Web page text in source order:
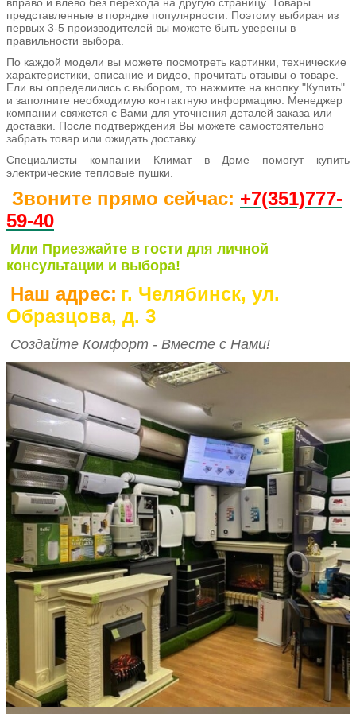
представленные в порядке популярности. Поэтому выбирая из
первых 3-5 производителей вы можете быть уверены в
правильности выбора.
По каждой модели вы можете посмотреть картинки, технические
характеристики, описание и видео, прочитать отзывы о товаре.
Ели вы определились с выбором, то нажмите на кнопку "Купить"
и заполните необходимую контактную информацию. Менеджер
компании свяжется с Вами для уточнения деталей заказа или
доставки. После подтверждения Вы можете самостоятельно
забрать товар или ожидать доставку.
Специалисты компании Климат в Доме помогут купить
электрические тепловые пушки.
Звоните прямо сейчас: +7(351)777-
59-40
Или Приезжайте в гости для личной
консультации и выбора!
Наш адрес: г. Челябинск, ул.
Образцова, д. 3
Создайте Комфорт - Вместе с Нами!